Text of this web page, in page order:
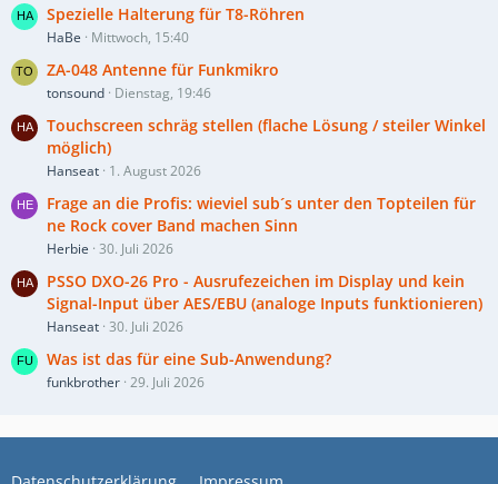
Spezielle Halterung für T8-Röhren
HaBe Mittwoch, 15:40
ZA-048 Antenne für Funkmikro
tonsound Dienstag, 19:46
Touchscreen schräg stellen (flache Lösung / steiler Winkel
möglich)
Hanseat 1. August 2026
Frage an die Profis: wieviel sub´s unter den Topteilen für
ne Rock cover Band machen Sinn
Herbie 30. Juli 2026
PSSO DXO-26 Pro - Ausrufezeichen im Display und kein
Signal-Input über AES/EBU (analoge Inputs funktionieren)
Hanseat 30. Juli 2026
Was ist das für eine Sub-Anwendung?
funkbrother 29. Juli 2026